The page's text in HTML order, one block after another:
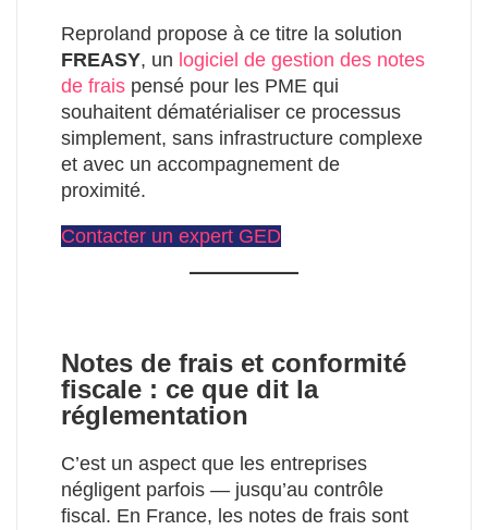
Reproland propose à ce titre la solution
FREASY, un logiciel de gestion des notes
de frais pensé pour les PME qui
souhaitent dématérialiser ce processus
simplement, sans infrastructure complexe
et avec un accompagnement de
proximité.
Contacter un expert GED
Notes de frais et conformité
fiscale : ce que dit la
réglementation
C’est un aspect que les entreprises
négligent parfois — jusqu’au contrôle
fiscal. En France, les notes de frais sont